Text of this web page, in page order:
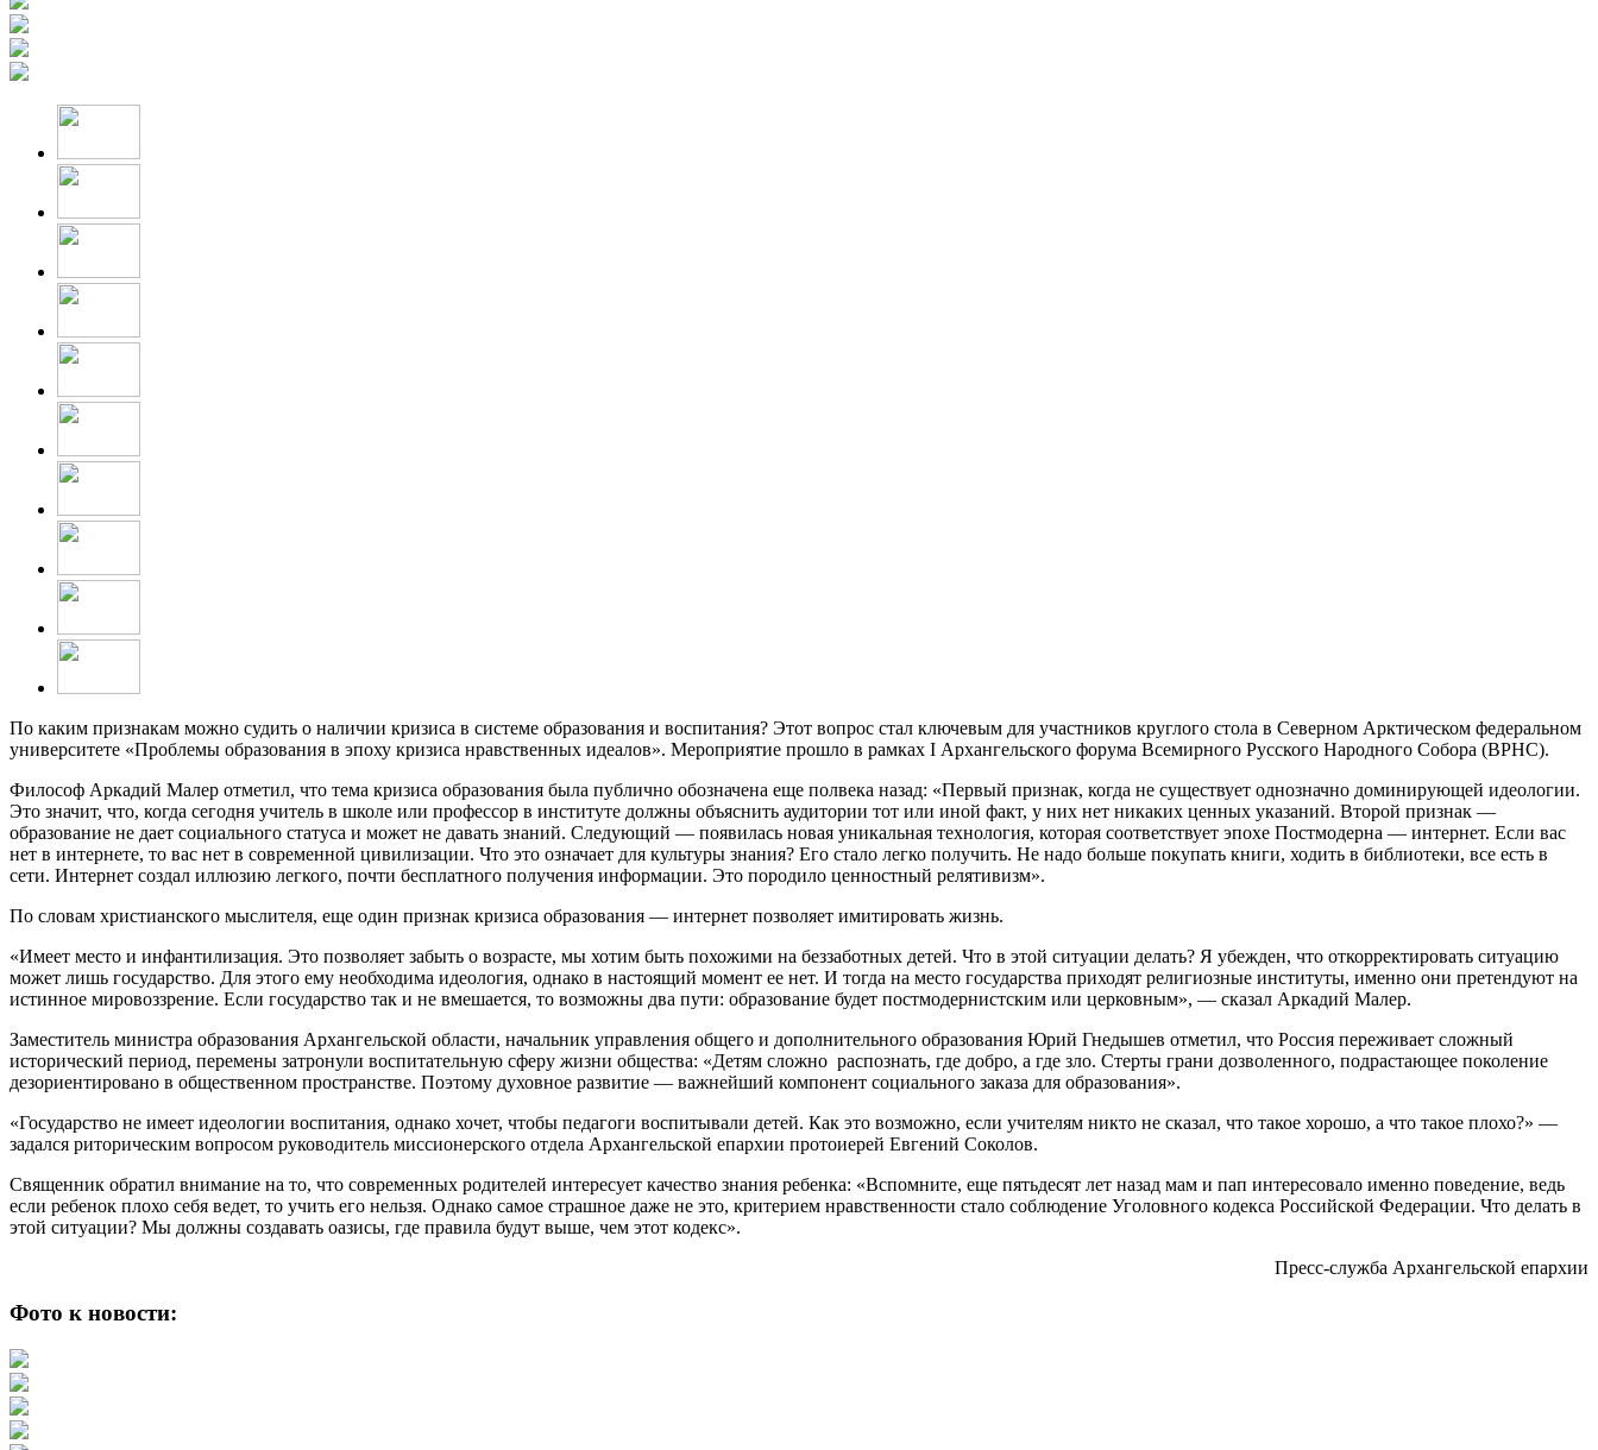
По каким признакам можно судить о наличии кризиса в системе образования и воспитания? Этот вопрос стал ключевым для участников круглого стола в Северном Арктическом федеральном
университете «Проблемы образования в эпоху кризиса нравственных идеалов». Мероприятие прошло в рамках I Архангельского форума Всемирного Русского Народного Собора (ВРНС).
Философ Аркадий Малер отметил, что тема кризиса образования была публично обозначена еще полвека назад: «Первый признак, когда не существует однозначно доминирующей идеологии.
Это значит, что, когда сегодня учитель в школе или профессор в институте должны объяснить аудитории тот или иной факт, у них нет никаких ценных указаний. Второй признак —
образование не дает социального статуса и может не давать знаний. Следующий — появилась новая уникальная технология, которая соответствует эпохе Постмодерна — интернет. Если вас
нет в интернете, то вас нет в современной цивилизации. Что это означает для культуры знания? Его стало легко получить. Не надо больше покупать книги, ходить в библиотеки, все есть в
сети. Интернет создал иллюзию легкого, почти бесплатного получения информации. Это породило ценностный релятивизм».
По словам христианского мыслителя, еще один признак кризиса образования — интернет позволяет имитировать жизнь.
«Имеет место и инфантилизация. Это позволяет забыть о возрасте, мы хотим быть похожими на беззаботных детей. Что в этой ситуации делать? Я убежден, что откорректировать ситуацию
может лишь государство. Для этого ему необходима идеология, однако в настоящий момент ее нет. И тогда на место государства приходят религиозные институты, именно они претендуют на
истинное мировоззрение. Если государство так и не вмешается, то возможны два пути: образование будет постмодернистским или церковным», — сказал Аркадий Малер.
Заместитель министра образования Архангельской области, начальник управления общего и дополнительного образования Юрий Гнедышев отметил, что Россия переживает сложный
исторический период, перемены затронули воспитательную сферу жизни общества: «Детям сложно распознать, где добро, а где зло. Стерты грани дозволенного, подрастающее поколение
дезориентировано в общественном пространстве. Поэтому духовное развитие — важнейший компонент социального заказа для образования».
«Государство не имеет идеологии воспитания, однако хочет, чтобы педагоги воспитывали детей. Как это возможно, если учителям никто не сказал, что такое хорошо, а что такое плохо?» —
задался риторическим вопросом руководитель миссионерского отдела Архангельской епархии протоиерей Евгений Соколов.
Священник обратил внимание на то, что современных родителей интересует качество знания ребенка: «Вспомните, еще пятьдесят лет назад мам и пап интересовало именно поведение, ведь
если ребенок плохо себя ведет, то учить его нельзя. Однако самое страшное даже не это, критерием нравственности стало соблюдение Уголовного кодекса Российской Федерации. Что делать в
этой ситуации? Мы должны создавать оазисы, где правила будут выше, чем этот кодекс».
Пресс-служба Архангельской епархии
Фото к новости: